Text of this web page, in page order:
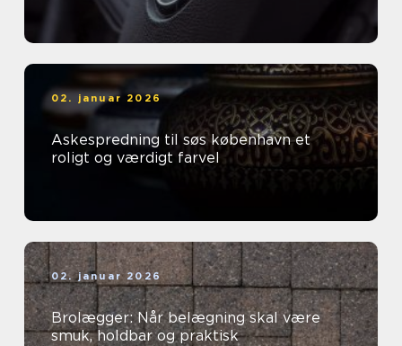
02. januar 2026
Askespredning til søs københavn et
roligt og værdigt farvel
02. januar 2026
Brolægger: Når belægning skal være
smuk, holdbar og praktisk